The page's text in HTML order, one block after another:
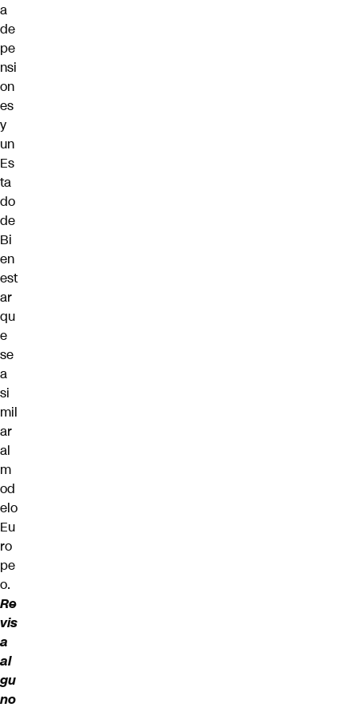
a
de
pe
nsi
on
es
y
un
Es
ta
do
de
Bi
en
est
ar
qu
e
se
a
si
mil
ar
al
m
od
elo
Eu
ro
pe
o.
Re
vis
a
al
gu
no